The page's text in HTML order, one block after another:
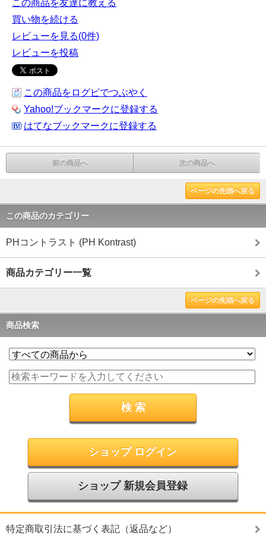
この商品を友達に教える
買い物を続ける
レビューを見る(0件)
レビューを投稿
この商品をログピでつぶやく
Yahoo!ブックマークに登録する
はてなブックマークに登録する
前の商品へ 次の商品へ
ページの先頭へ戻る
この商品のカテゴリー
PHコントラスト (PH Kontrast)
商品カテゴリー一覧
ページの先頭へ戻る
商品検索
ショップ ログイン
ショップ 新規会員登録
特定商取引法に基づく表記（返品など）